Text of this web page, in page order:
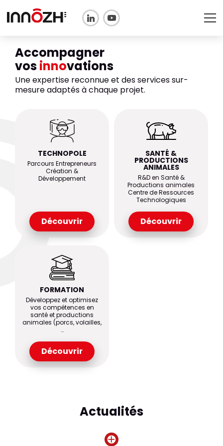
L'ASSOCIATION
TECHNOPOLE
SANTÉ & PRODUCTIONS
Accompagner
vosinnovations
Une expertise reconnue et des services sur-
mesure adaptés à chaque projet.
TECHNOPOLE
Parcours Entrepreneurs
Création &
Développement
Découvrir
SANTÉ &
PRODUCTIONS
ANIMALES
R&D en Santé &
Productions animales
Centre de Ressources
Technologiques
Découvrir
FORMATION
Développez et optimisez
vos compétences en
santé et productions
animales (porcs, volailles,
…
Découvrir
Actualités